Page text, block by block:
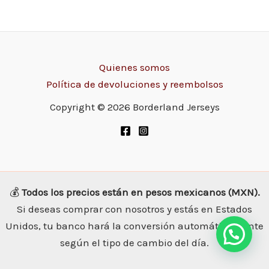
Quienes somos
Política de devoluciones y reembolsos
Copyright © 2026 Borderland Jerseys
💰 Todos los precios están en pesos mexicanos (MXN).
Si deseas comprar con nosotros y estás en Estados
Unidos, tu banco hará la conversión automáticamente
según el tipo de cambio del día.